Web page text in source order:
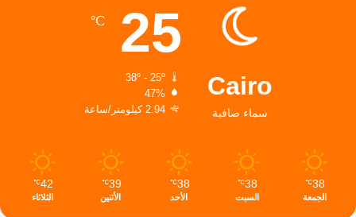
Cairo
سماء صافية
25
℃
38º - 25º
47%
2.94 كيلومتر/ساعة
38
℃
الجمعة
38
℃
السبت
38
℃
الأحد
39
℃
الأثنين
42
℃
الثلاثاء